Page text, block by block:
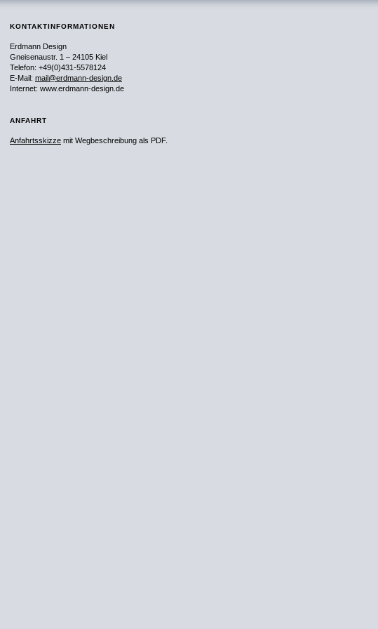
KONTAKTINFORMATIONEN
Erdmann Design
Gneisenaustr. 1 – 24105 Kiel
Telefon: +49(0)431-5578124
E-Mail: mail@erdmann-design.de
Internet: www.erdmann-design.de
ANFAHRT
Anfahrtsskizze mit Wegbeschreibung als PDF.